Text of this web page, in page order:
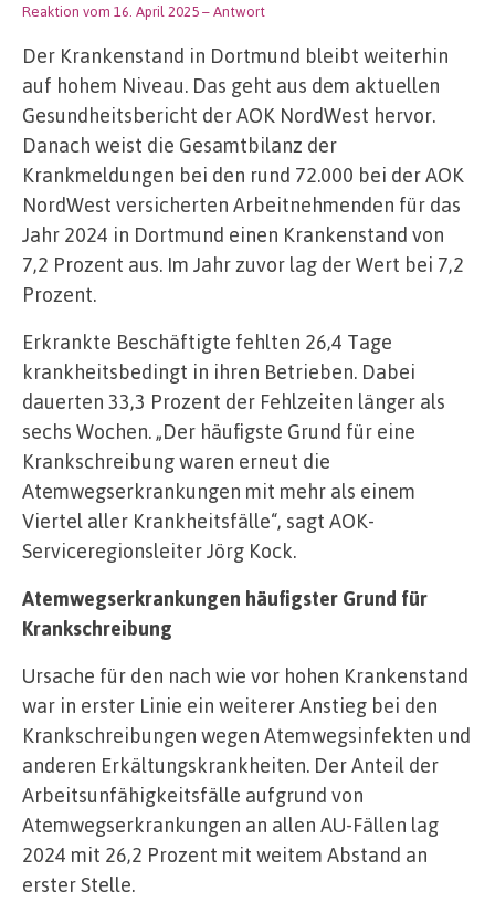
Reaktion vom 16. April 2025– Antwort
Der Krankenstand in Dortmund bleibt weiterhin
auf hohem Niveau. Das geht aus dem aktuellen
Gesundheitsbericht der AOK NordWest hervor.
Danach weist die Gesamtbilanz der
Krankmeldungen bei den rund 72.000 bei der AOK
NordWest versicherten Arbeitnehmenden für das
Jahr 2024 in Dortmund einen Krankenstand von
7,2 Prozent aus. Im Jahr zuvor lag der Wert bei 7,2
Prozent.
Erkrankte Beschäftigte fehlten 26,4 Tage
krankheitsbedingt in ihren Betrieben. Dabei
dauerten 33,3 Prozent der Fehlzeiten länger als
sechs Wochen. „Der häufigste Grund für eine
Krankschreibung waren erneut die
Atemwegserkrankungen mit mehr als einem
Viertel aller Krankheitsfälle“, sagt AOK-
Serviceregionsleiter Jörg Kock.
Atemwegserkrankungen häufigster Grund für
Krankschreibung
Ursache für den nach wie vor hohen Krankenstand
war in erster Linie ein weiterer Anstieg bei den
Krankschreibungen wegen Atemwegsinfekten und
anderen Erkältungskrankheiten. Der Anteil der
Arbeitsunfähigkeitsfälle aufgrund von
Atemwegserkrankungen an allen AU-Fällen lag
2024 mit 26,2 Prozent mit weitem Abstand an
erster Stelle.